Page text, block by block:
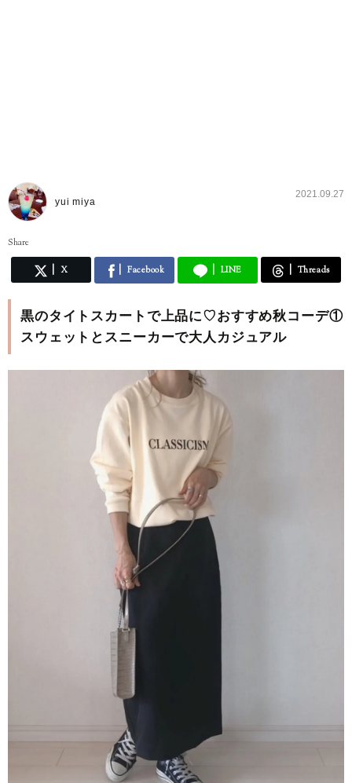
yui miya
2021.09.27
Share
X Facebook LINE Threads
黒のタイトスカートで上品に♡おすすめ秋コーデ①
スウェットとスニーカーで大人カジュアル